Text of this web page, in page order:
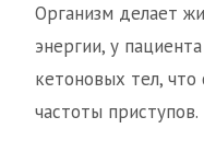
Организм делает
энергии, у
кетоновых тел,
частоты приступов.